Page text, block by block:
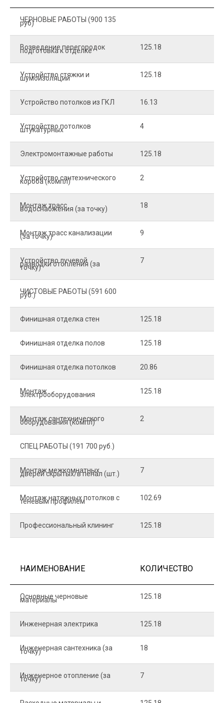
ЧЕРНОВЫЕ РАБОТЫ (900 135
руб)
Возведение перегородок
подготовка к отделке 125.18
Устройство стяжки и
шумоизоляции 125.18
Устройство потолков из ГКЛ 16.13
Устройство потолков
штукатурных 4
Электромонтажные работы 125.18
Устройство сантехнического
короба (компл) 2
Монтаж трасс
водоснабжения (за точку) 18
Монтаж трасс канализации
(за точку) 9
Устройство лучевой
разводки отопления (за
точку)
7
ЧИСТОВЫЕ РАБОТЫ (591 600
руб.)
Финишная отделка стен 125.18
Финишная отделка полов 125.18
Финишная отделка потолков 20.86
Монтаж
электрооборудования 125.18
Монтаж сантехнического
оборудования (компл) 2
СПЕЦ.РАБОТЫ (191 700 руб.)
Монтаж межкомнатных
дверей скрытых/в пенал (шт.) 7
Монтаж натяжных потолков с
теневым профилем 102.69
Профессиональный клининг 125.18
НАИМЕНОВАНИЕ КОЛИЧЕСТВО
Основные черновые
материалы 125.18
Инженерная электрика 125.18
Инженерная сантехника (за
точку) 18
Инженерное отопление (за
точку) 7